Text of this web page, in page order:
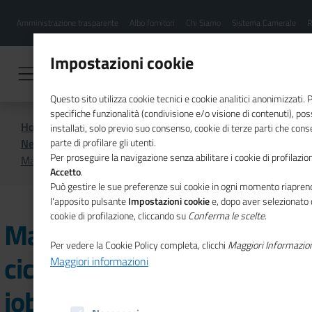
contenuto
Menu
hamburgher
Amministrazione trasparente Albo fornitori Chi Siamo Sistema Camerale
Home CSR
Comunicazione
News di CSR
Matera 2019: lancio del ciclo formativo "Green jobs"
Matera 2019: lancio del
ciclo formativo "Green
jobs"
Impostazioni cookie
Questo sito utilizza cookie tecnici e cookie analitici anonimizzati.
specifiche funzionalità (condivisione e/o visione di contenuti),
installati, solo previo suo consenso, cookie di terze parti che
parte di profilare gli utenti.
Per proseguire la navigazione senza abilitare i cookie di
Accetto.
Può gestire le sue preferenze sui cookie in ogni momento
l'apposito pulsanteImpostazioni cookiee, dopo aver
cookie di profilazione, cliccando suConferma le scelte.
Per vedere la Cookie Policy completa, clicchi Maggiori
Maggiori informazioni